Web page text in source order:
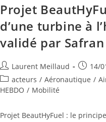
Projet
d’une turbine à
validé par
Laurent Meillaud
14/
acteurs / Aéronautique /
HEBDO / Mobilité
Projet BeautHyFuel : le